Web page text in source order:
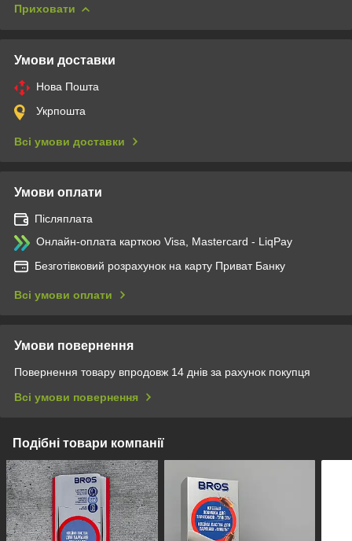
Приховати
Умови доставки
Нова Пошта
Укрпошта
Всі умови доставки
Умови оплати
Післяплата
Онлайн-оплата карткою Visa, Mastercard - LiqPay
Безготівковий розрахунок на карту Приват Банку
Всі умови оплати
Умови повернення
Повернення товару впродовж 14 днів за рахунок покупця
Всі умови повернення
Подібні товари компанії